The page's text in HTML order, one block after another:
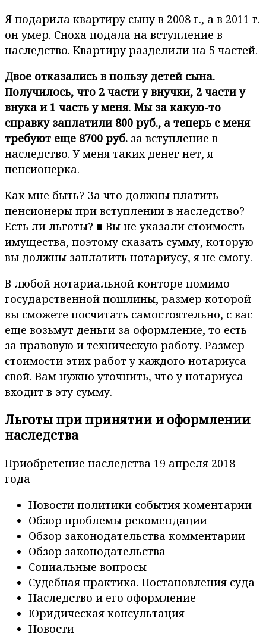
Я подарила квартиру сыну в 2008 г., а в 2011 г.
он умер. Сноха подала на вступление в
наследство. Квартиру разделили на 5 частей.
Двое отказались в пользу детей сына.
Получилось, что 2 части у внучки, 2 части у
внука и 1 часть у меня. Мы за какую-то
справку заплатили 800 руб., а теперь с меня
требуют еще 8700 руб. за вступле­ние в
наследство. У меня таких денег нет, я
пенсионер­ка.
Как мне быть? За что должны платить
пенсионеры при вступлении в наследство?
Есть ли льготы? ■ Вы не указали стоимость
имущества, поэтому сказать сум­му, которую
вы должны заплатить нотариусу, я не смогу.
В любой нотариальной конторе помимо
государственной пошлины, размер которой
вы сможете посчитать самостоя­тельно, с вас
еще возьмут деньги за оформление, то есть
за правовую и техническую работу. Размер
стоимости этих работ у каждого нотариуса
свой. Вам нужно уточнить, что у нотариуса
входит в эту сумму.
Льготы при принятии и оформлении
наследства
Приобретение наследства 19 апреля 2018
года
Новости политики события коментарии
Обзор проблемы рекомендации
Обзор законодательства комментарии
Обзор законодательства
Социальные вопросы
Судебная практика. Постановления суда
Наследство и его оформление
Юридическая консультация
Новости